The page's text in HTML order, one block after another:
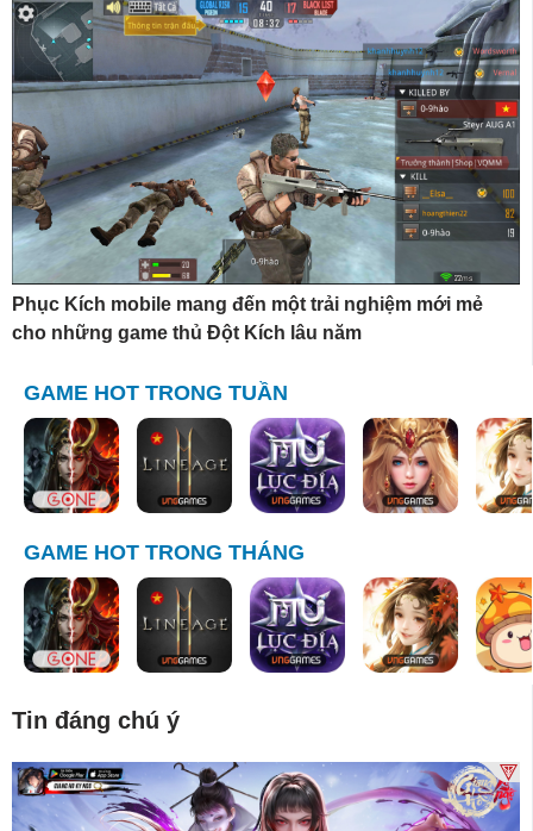
Phục Kích mobile mang đến một trải nghiệm mới mẻ
cho những game thủ Đột Kích lâu năm
GAME HOT TRONG TUẦN
GAME HOT TRONG THÁNG
Tin đáng chú ý